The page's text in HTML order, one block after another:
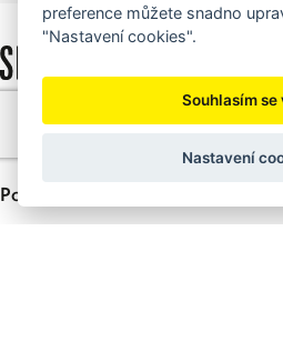
Pobočka Příbram
preference můžete snadno
"Nastavení cookies".
Souhlasím se
Nastavení